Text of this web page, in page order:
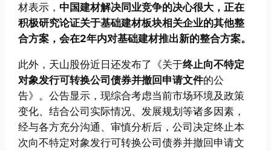
材表示， 中国建材解决同业竞争的决心很大，正在
积极研究论证关于基础建材板块相关企业的其他整
合方案，会在2年内对基础建材推出新的整合方案。
此外，天山股份近日还发布了《关于终止向不特定
对象发行可转换公司债券并撤回申请文件的公
告》。公告显示，现综合考虑当前市场环境及政策
变化、结合公司实际情况、发展规划等诸多因素，
经与各方充分沟通、审慎分析后，公司决定终止本
次向不特定对象发行可转换公司债券并撤回申请文